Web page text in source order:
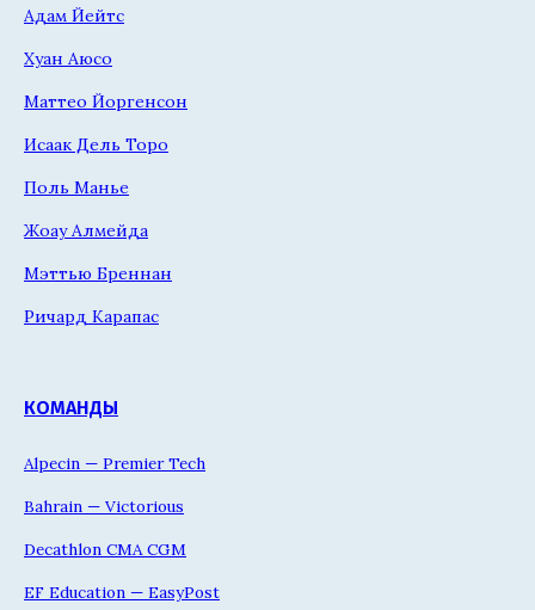
Адам Йейтс
Хуан Аюсо
Маттео Йоргенсон
Исаак Дель Торо
Поль Манье
Жоау Алмейда
Мэттью Бреннан
Ричард Карапас
КОМАНДЫ
Alpecin — Premier Tech
Bahrain — Victorious
Decathlon CMA CGM
EF Education — EasyPost